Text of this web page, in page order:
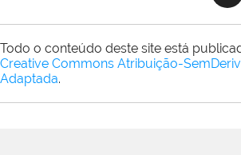
Todo o conteúdo deste site está
Creative Commons Atribuição-
Adaptada.